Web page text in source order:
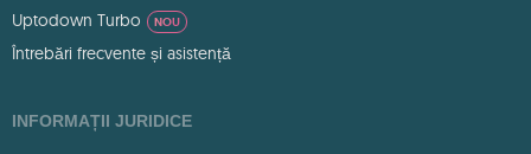
Uptodown Turbo
NOU
Întrebări frecvente și asistență
INFORMAȚII JURIDICE